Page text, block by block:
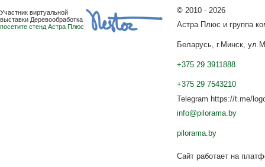
Участник виртуальной
выставки Деревообработка
посетите стенд Астра Плюс
© 2010 - 2026
Астра Плюс и группа
Беларусь, г.Минск,
+375 29 3911888
+375 29 7543210
Telegram https://t.me/
info@pilorama.by
pilorama.by
Сайт работает на